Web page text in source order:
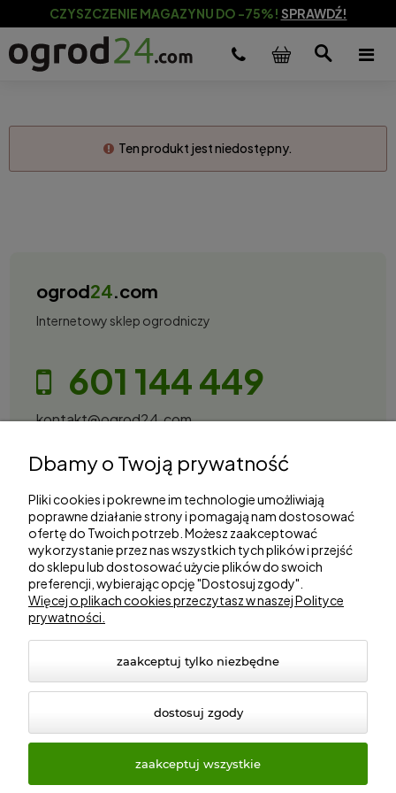
CZYSZCZENIE MAGAZYNU DO -75%! SPRAWDŹ!
Ten produkt jest niedostępny.
ogrod24.com
Internetowy sklep ogrodniczy
601 144 449
kontakt@ogrod24.com
Gorzowska 27, 66-530 Trzebicz
Zakupy
Informacje
Marki
© 2026 ogrod24.com. Wszelkie prawa zastrzeżone.
Dbamy o Twoją prywatność
Pliki cookies i pokrewne im technologie umożliwiają
poprawne działanie strony i pomagają nam dostosować
ofertę do Twoich potrzeb. Możesz zaakceptować
wykorzystanie przez nas wszystkich tych plików i przejść
do sklepu lub dostosować użycie plików do swoich
preferencji, wybierając opcję "Dostosuj zgody".
Więcej o plikach cookies przeczytasz w naszej Polityce
prywatności.
zaakceptuj tylko niezbędne
dostosuj zgody
zaakceptuj wszystkie